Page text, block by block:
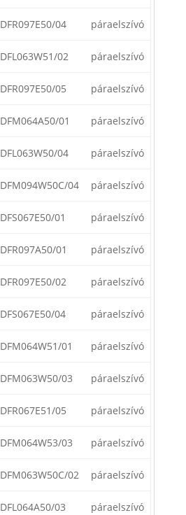
DFR097E50/04 páraelszívó
DFL063W51/02 páraelszívó
DFR097E50/05 páraelszívó
DFM064A50/01 páraelszívó
DFL063W50/04 páraelszívó
DFM094W50C/04 páraelszívó
DFS067E50/01 páraelszívó
DFR097A50/01 páraelszívó
DFR097E50/02 páraelszívó
DFS067E50/04 páraelszívó
DFM064W51/01 páraelszívó
DFM063W50/03 páraelszívó
DFR067E51/05 páraelszívó
DFM064W53/03 páraelszívó
DFM063W50C/02 páraelszívó
DFL064A50/03 páraelszívó